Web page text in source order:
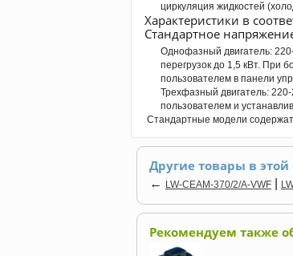
циркуляция жидкостей
Характеристики в
Стандартное
Однофазный двигатель:
перегрузок до 1,5 кВт. При
пользователем в панели
Трехфазный двигатель:
пользователем и
Стандартные модели
Другие товары в этой
← LW-CEAM-370/2/A-VWF
Рекомендуем также